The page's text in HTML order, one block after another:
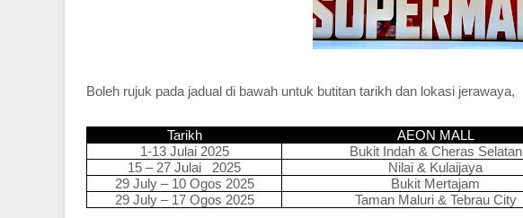
Boleh rujuk pada jadual di bawah untuk butitan tarikh dan lokasi jerawaya,
Tarikh
AEON MALL
1-13 Julai 2025
Bukit Indah & Cheras Selatan
15 – 27 Julai 2025
Nilai & Kulaijaya
29 July – 10 Ogos 2025
Bukit Mertajam
29 July – 17 Ogos 2025
Taman Maluri & Tebrau City